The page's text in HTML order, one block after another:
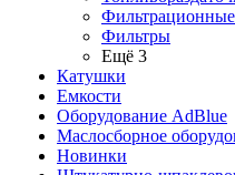
Фильтрационные
Фильтры
Ещё 3
Катушки
Емкости
Оборудование AdBlue
Маслосборное
Новинки